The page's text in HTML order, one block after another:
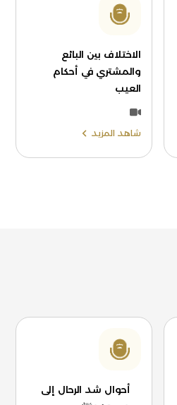
الاختلاف بين البائع
والمشتري في أحكام
العيب
شاهد المزيد
أحوال شد الرحال إلى